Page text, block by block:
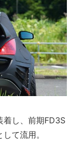
着し、前期FD3S
て流用。